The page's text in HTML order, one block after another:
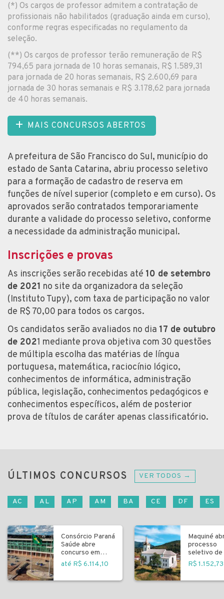
(*) Os cargos de professor admitem a contratação de
profissionais não habilitados (graduação ainda em curso),
conforme regras especificadas no regulamento da
seleção.
(**) Os cargos de professor terão remuneração de R$
794,65 para jornada de 10 horas semanais, R$ 1.589,31
para jornada de 20 horas semanais, R$ 2.600,69 para
jornada de 30 horas semanais e R$ 3.178,62 para jornada
de 40 horas semanais.
MAIS CONCURSOS ABERTOS
A prefeitura de São Francisco do Sul, município do
estado de Santa Catarina, abriu processo seletivo
para a formação de cadastro de reserva em
funções de nível superior (completo e em curso). Os
aprovados serão contratados temporariamente
durante a validade do processo seletivo, conforme
a necessidade da administração municipal.
Inscrições e provas
As inscrições serão recebidas até 10 de setembro
de 2021 no site da organizadora da seleção
(Instituto Tupy), com taxa de participação no valor
de R$ 70,00 para todos os cargos.
Os candidatos serão avaliados no dia 17 de outubro
de 2021 mediante prova objetiva com 30 questões
de múltipla escolha das matérias de língua
portuguesa, matemática, raciocínio lógico,
conhecimentos de informática, administração
pública, legislação, conhecimentos pedagógicos e
conhecimentos específicos, além de posterior
prova de títulos de caráter apenas classificatório.
ÚLTIMOS CONCURSOS VER TODOS →
AC AL AP AM BA CE DF ES
Consórcio Paraná
Saúde abre
concurso em
Curitiba
até R$ 6.114,10
Maquiné
processo
seletivo de
R$ 1.152,73